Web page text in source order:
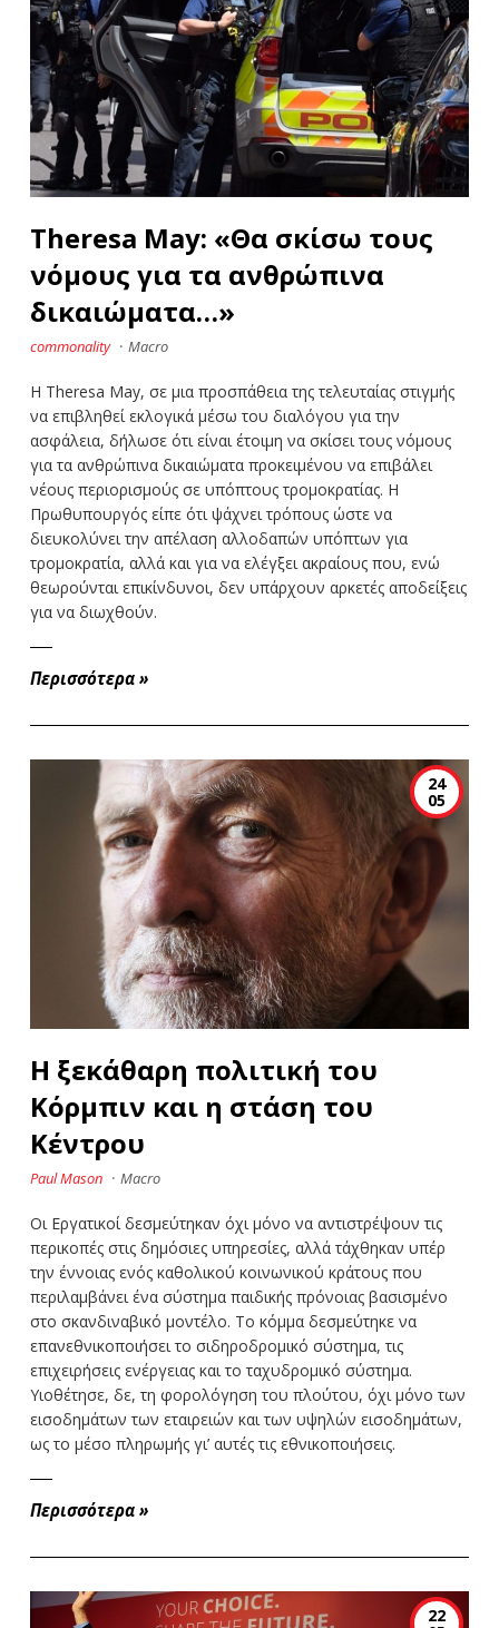
Theresa May: «Θα σκίσω τους
νόμους για τα ανθρώπινα
δικαιώματα…»
commonality · Macro
H Theresa May, σε μια προσπάθεια της τελευταίας στιγμής
να επιβληθεί εκλογικά μέσω του διαλόγου για την
ασφάλεια, δήλωσε ότι είναι έτοιμη να σκίσει τους νόμους
για τα ανθρώπινα δικαιώματα προκειμένου να επιβάλει
νέους περιορισμούς σε υπόπτους τρομοκρατίας. Η
Πρωθυπουργός είπε ότι ψάχνει τρόπους ώστε να
διευκολύνει την απέλαση αλλοδαπών υπόπτων για
τρομοκρατία, αλλά και για να ελέγξει ακραίους που, ενώ
θεωρούνται επικίνδυνοι, δεν υπάρχουν αρκετές αποδείξεις
για να διωχθούν.
Περισσότερα »
24
05
Η ξεκάθαρη πολιτική του
Κόρμπιν και η στάση του
Κέντρου
Paul Mason · Macro
Οι Εργατικοί δεσμεύτηκαν όχι μόνο να αντιστρέψουν τις
περικοπές στις δημόσιες υπηρεσίες, αλλά τάχθηκαν υπέρ
την έννοιας ενός καθολικού κοινωνικού κράτους που
περιλαμβάνει ένα σύστημα παιδικής πρόνοιας βασισμένο
στο σκανδιναβικό μοντέλο. Το κόμμα δεσμεύτηκε να
επανεθνικοποιήσει το σιδηροδρομικό σύστημα, τις
επιχειρήσεις ενέργειας και το ταχυδρομικό σύστημα.
Υιοθέτησε, δε, τη φορολόγηση του πλούτου, όχι μόνο των
εισοδημάτων των εταιρειών και των υψηλών εισοδημάτων,
ως το μέσο πληρωμής γι’ αυτές τις εθνικοποιήσεις.
Περισσότερα »
22